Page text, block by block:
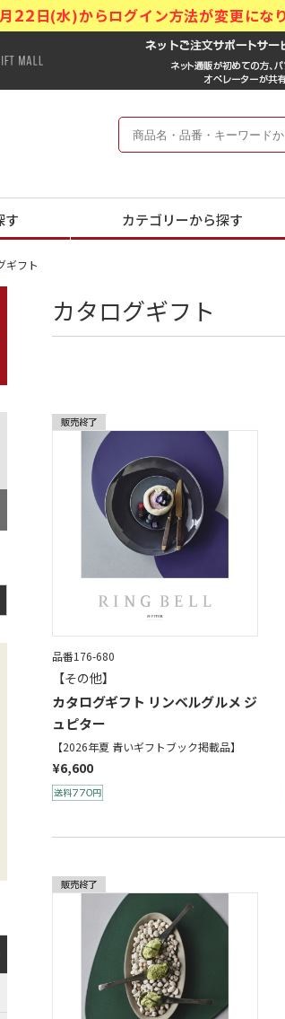
月22日(水)からログイン方法が変更にな
阪急ギフトモール Hankyu Gift Mall
阪急からの夏 -阪急のお中元-
す カテゴリーから探す
ギフト
カタログギフト
品番176-680
【その他】
カタログギフト リンベルグルメ ジ
ュピター
【2026年夏 青いギフトブック掲載品】
¥6,600